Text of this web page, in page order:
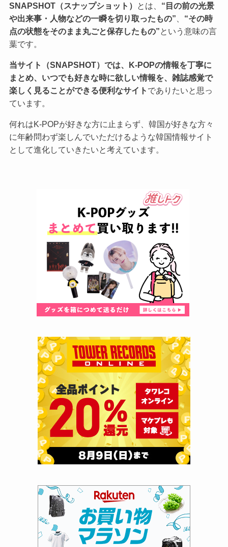
SNAPSHOT（スナップショット） とは、 “目の前の光景
や出来事・人物などの一瞬を切り取ったもの”
“その時
点の状態をそのまま丸ごと保存したもの” という意味の言
葉です。
当サイト（SNAPSHOT）では、K-POPの情報を丁寧に
まとめ、いつでも好きな時に欲しい情報を、雑誌感覚で
楽しく見ることができる便利なサイト でありたいと思っ
ています。
何れはK-POPが好きな方に止まらず、韓国が好きな方々
に年齢問わず楽しんでいただけるような韓国情報サイト
として進化していきたいと考えています。